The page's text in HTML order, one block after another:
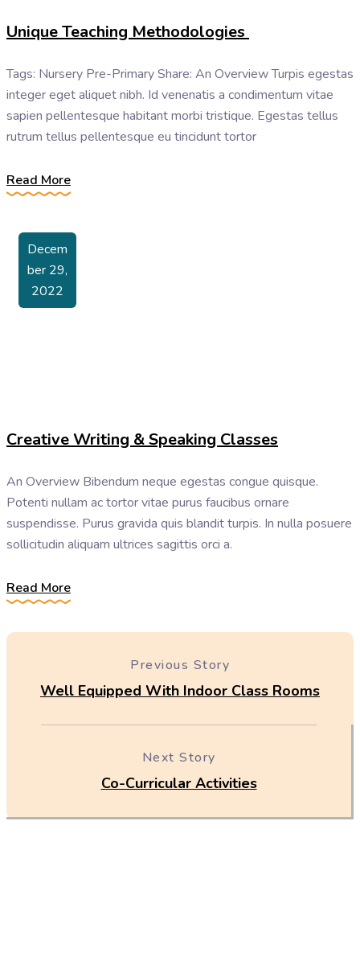
Unique Teaching Methodologies
Tags: Nursery Pre-Primary Share: An Overview Turpis egestas
integer eget aliquet nibh. Id venenatis a condimentum vitae
sapien pellentesque habitant morbi tristique. Egestas tellus
rutrum tellus pellentesque eu tincidunt tortor
Read More
Decem
Ber 29,
2022
Creative Writing & Speaking Classes
An Overview Bibendum neque egestas congue quisque.
Potenti nullam ac tortor vitae purus faucibus ornare
suspendisse. Purus gravida quis blandit turpis. In nulla posuere
sollicitudin aliquam ultrices sagittis orci a.
Read More
Previous Story
Well Equipped With Indoor Class Rooms
Next Story
Co-Curricular Activities